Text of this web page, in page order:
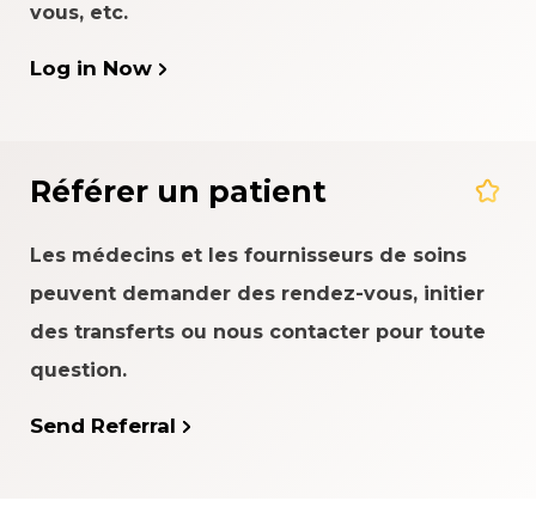
vous, etc.
Log in Now
Référer un patient
Les médecins et les fournisseurs de soins
peuvent demander des rendez-vous, initier
des transferts ou nous contacter pour toute
question.
Send Referral